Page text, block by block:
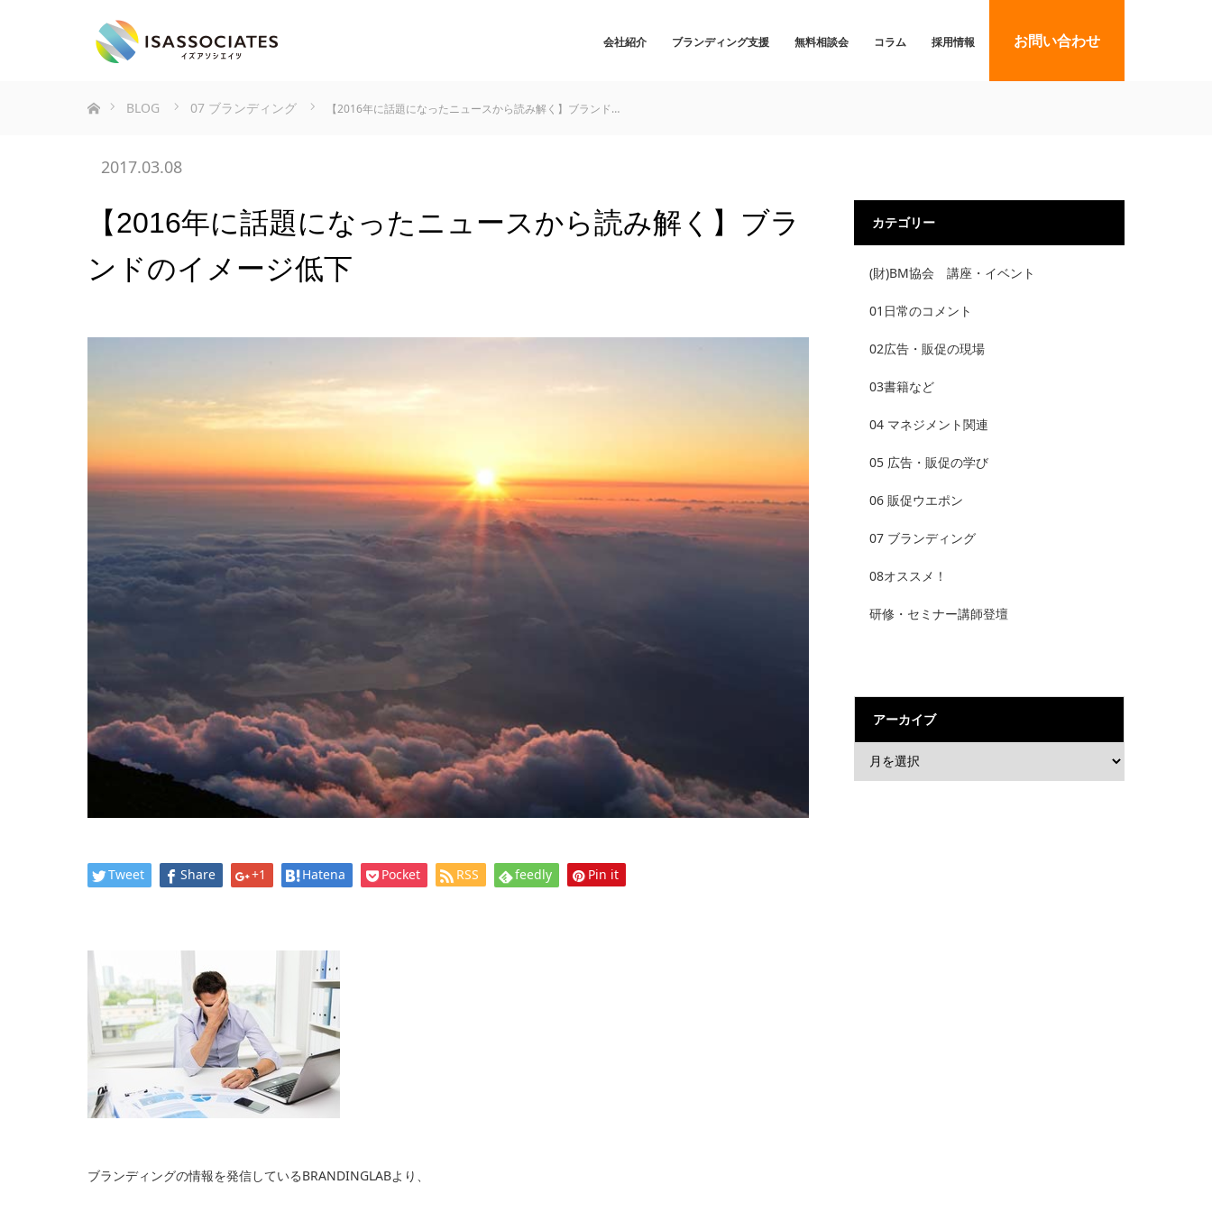
会社紹介 ブランディング支援 無料相談会 コラム 採用情報 お問い合わせ
BLOG
07 ブランディング 【2016年に話題になったニュースから読み解く】ブランド…
2017.03.08
【2016年に話題になったニュースから読み解く】ブラ
ンドのイメージ低下
Tweet Share +1 Hatena Pocket RSS feedly Pin it
ブランディングの情報を発信しているBRANDINGLABより、
カテゴリー
(財)BM協会 講座・イベント
01日常のコメント
02広告・販促の現場
03書籍など
04 マネジメント関連
05 広告・販促の学び
06 販促ウエポン
07 ブランディング
08オススメ！
研修・セミナー講師登壇
アーカイブ